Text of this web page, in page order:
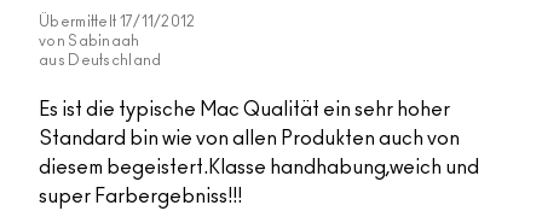
Übermittelt 17/11/2012
von Sabinaah
aus
Deutschland
Es ist die typische Mac Qualität ein sehr hoher
Standard bin wie von allen Produkten auch von
diesem begeistert.Klasse handhabung,weich und
super Farbergebniss!!!